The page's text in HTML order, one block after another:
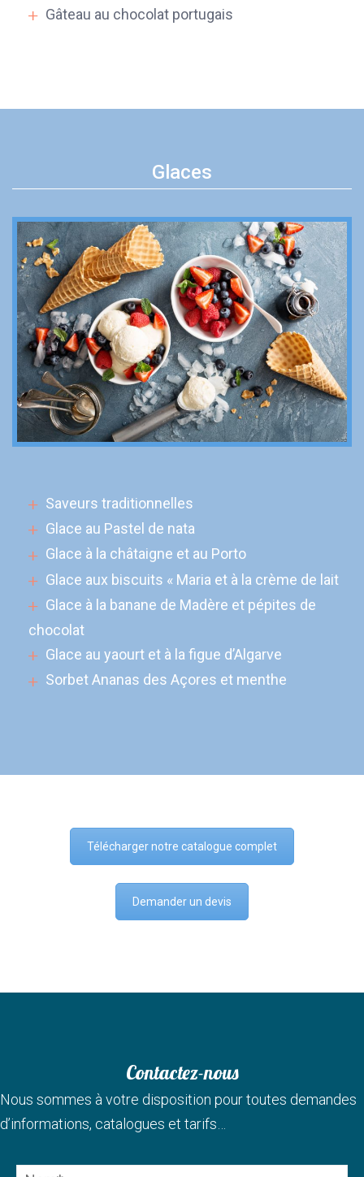
Gâteau au chocolat portugais
Glaces
Saveurs traditionnelles
Glace au Pastel de nata
Glace à la châtaigne et au Porto
Glace aux biscuits « Maria et à la crème de lait
Glace à la banane de Madère et pépites de
chocolat
Glace au yaourt et à la figue d’Algarve
Sorbet Ananas des Açores et menthe
Télécharger notre catalogue complet
Demander un devis
Contactez-nous
Nous sommes à votre disposition pour toutes demandes
d’informations, catalogues et tarifs…